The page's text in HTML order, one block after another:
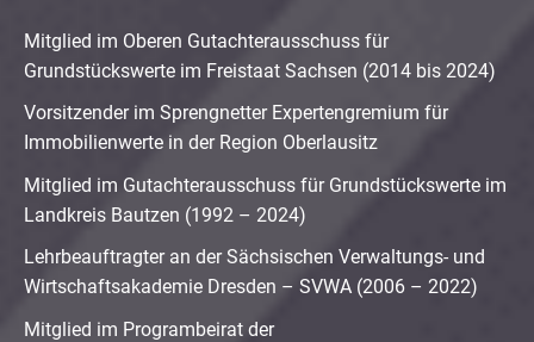
Mitglied im Oberen Gutachterausschuss für
Grundstückswerte im Freistaat Sachsen (2014 bis 2024)
Vorsitzender im Sprengnetter Expertengremium für
Immobilienwerte in der Region Oberlausitz
Mitglied im Gutachterausschuss für Grundstückswerte im
Landkreis Bautzen (1992 – 2024)
Lehrbeauftragter an der Sächsischen Verwaltungs- und
Wirtschaftsakademie Dresden – SVWA (2006 – 2022)
Mitglied im Programbeirat der